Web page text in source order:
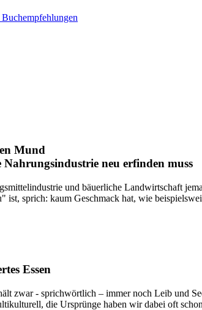
Mund
Nahrungsindustrie neu erfinden muss
und bäuerliche Landwirtschaft
ist, sprich: kaum Geschmack hat, wie
Essen
zwar - sprichwörtlich – immer noch Leib und
die Ursprünge haben wir dabei oft